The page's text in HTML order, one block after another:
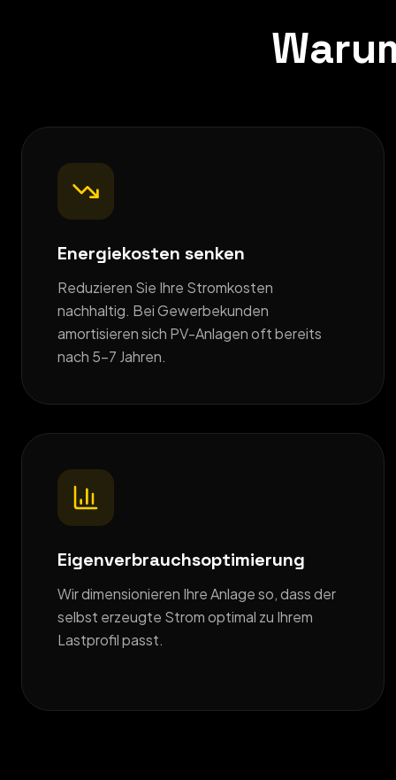
Energiekosten senken
Reduzieren Sie Ihre Stromkosten
nachhaltig. Bei Gewerbekunden
amortisieren sich PV-Anlagen oft bereits
nach 5–7 Jahren.
Eigenverbrauchsoptimierung
Wir dimensionieren Ihre Anlage so, dass der
selbst erzeugte Strom optimal zu Ihrem
Lastprofil passt.